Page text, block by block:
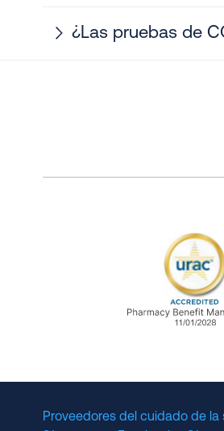
¿Las pruebas de
Proveedores del cuidado de la